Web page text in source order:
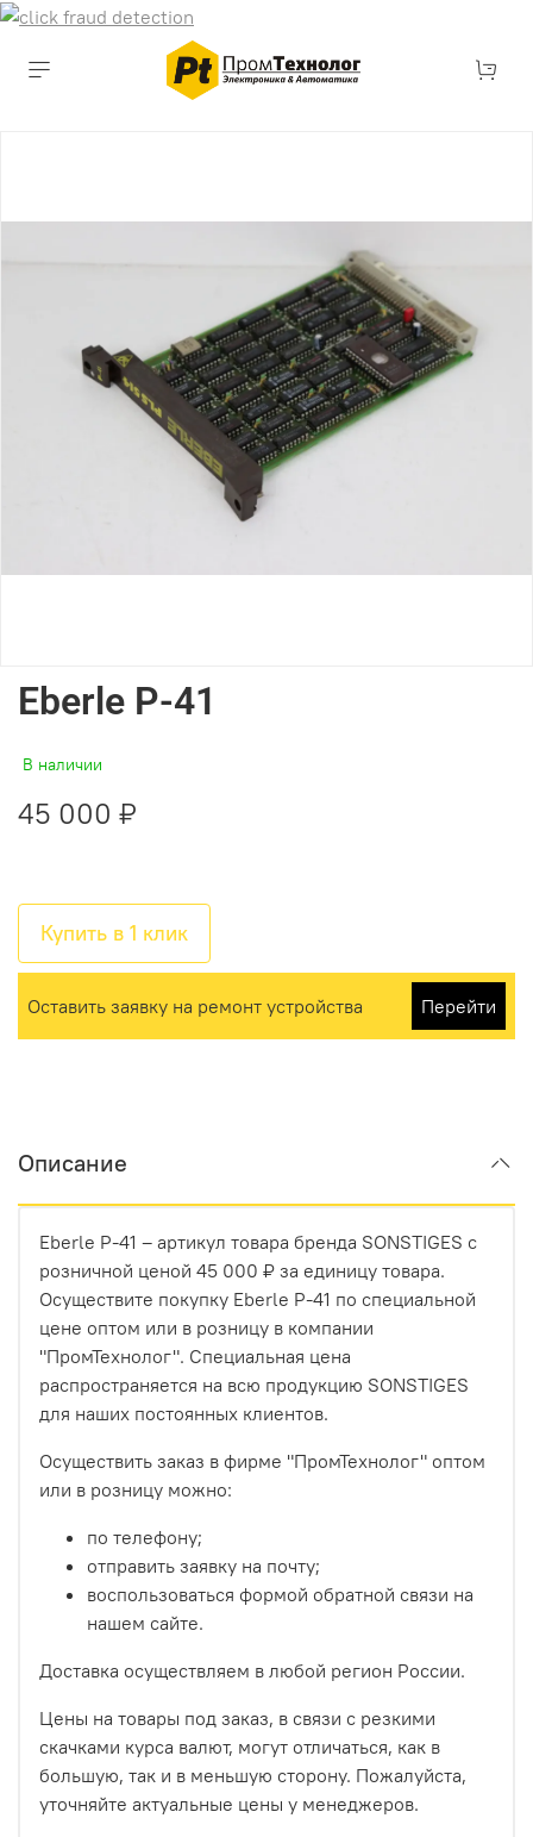
Eberle P-41
В наличии
45 000 ₽
Купить в 1 клик
Оставить заявку на ремонт устройства Перейти
Описание
Eberle P-41 – артикул товара бренда SONSTIGES с
розничной ценой 45 000 ₽ за единицу товара.
Осуществите покупку Eberle P-41 по специальной
цене оптом или в розницу в компании
"ПромТехнолог". Специальная цена
распространяется на всю продукцию SONSTIGES
для наших постоянных клиентов.
Осуществить заказ в фирме "ПромТехнолог" оптом
или в розницу можно:
по телефону;
отправить заявку на почту;
воспользоваться формой обратной связи на
нашем сайте.
Доставка осуществляем в любой регион России.
Цены на товары под заказ, в связи с резкими
скачками курса валют, могут отличаться, как в
большую, так и в меньшую сторону. Пожалуйста,
уточняйте актуальные цены у менеджеров.